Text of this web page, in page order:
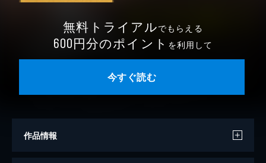
無料トライアルでもらえる
600円分のポイント を利用して
今すぐ読む
作品情報